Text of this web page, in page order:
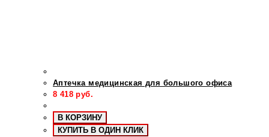
Аптечка медицинская для большого офиса
8 418 руб.
В КОРЗИНУ
КУПИТЬ В ОДИН КЛИК